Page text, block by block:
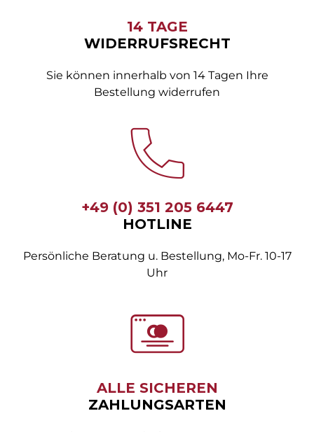
14 TAGE
WIDERRUFSRECHT
Sie können innerhalb von 14 Tagen Ihre
Bestellung widerrufen
+49 (0) 351 205 6447
HOTLINE
Persönliche Beratung u. Bestellung, Mo-Fr. 10-17
Uhr
ALLE SICHEREN
ZAHLUNGSARTEN